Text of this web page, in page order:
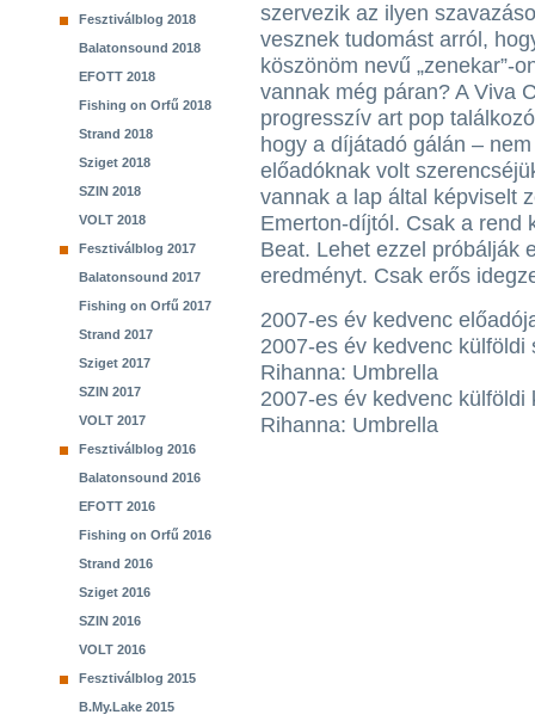
Fesztiválblog 2018
Balatonsound 2018
EFOTT 2018
Fishing on Orfű 2018
Strand 2018
Sziget 2018
SZIN 2018
VOLT 2018
Fesztiválblog 2017
Balatonsound 2017
Fishing on Orfű 2017
Strand 2017
Sziget 2017
SZIN 2017
VOLT 2017
Fesztiválblog 2016
Balatonsound 2016
EFOTT 2016
Fishing on Orfű 2016
Strand 2016
Sziget 2016
SZIN 2016
VOLT 2016
Fesztiválblog 2015
B.My.Lake 2015
szervezik az ilyen
vesznek tudomást arról,
köszönöm nevű „zenekar”-
vannak még páran? A Viva
progresszív art pop
hogy a díjátadó gálán –
előadóknak volt
vannak a lap által képviselt
Emerton-díjtól. Csak a rend
Beat. Lehet ezzel próbálják
eredményt. Csak erős
2007-es év kedvenc
2007-es év kedvenc külföldi
Rihanna: Umbrella
2007-es év kedvenc külföldi
Rihanna: Umbrella